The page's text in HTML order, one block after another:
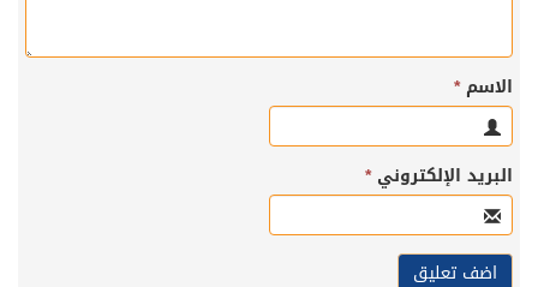
الاسم*
البريد الإلكتروني*